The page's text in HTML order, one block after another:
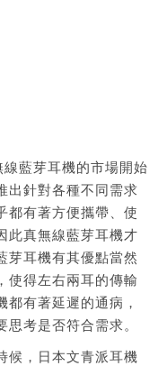
藍芽耳機的市場開始
出針對各種不同需求
都有著方便攜帶、使
此真無線藍芽耳機才
芽耳機有其優點當然
使得左右兩耳的傳輸
有著延遲的通病，
考是否符合需求。
候，日本文青派耳機